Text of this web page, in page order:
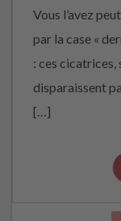
Vous l’avez
par la case «
: ces cicatrices,
disparaissent
[…]